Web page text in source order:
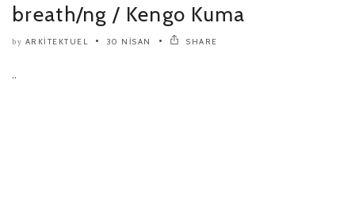
breath/ng / Kengo Kuma
by ARKITEKTUEL 30 NISAN SHARE
..